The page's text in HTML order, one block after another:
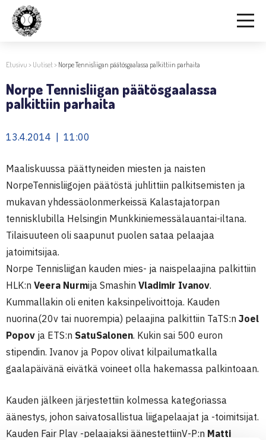
Etusivu > Uutiset> Norpe Tennisliigan päätösgaalassa palkittiin parhaita
Norpe Tennisliigan päätösgaalassa
palkittiin parhaita
13.4.2014 | 11:00
Maaliskuussa päättyneiden miesten ja naisten
NorpeTennisliigojen päätöstä juhlittiin palkitsemisten ja
mukavan yhdessäolonmerkeissä Kalastajatorpan
tennisklubilla Helsingin Munkkiniemessälauantai-iltana.
Tilaisuuteen oli saapunut puolen sataa pelaajaa
jatoimitsijaa.
Norpe Tennisliigan kauden mies- ja naispelaajina palkittiin
HLK:n Veera Nurmija Smashin Vladimir Ivanov.
Kummallakin oli eniten kaksinpelivoittoja. Kauden
nuorina(20v tai nuorempia) pelaajina palkittiin TaTS:n Joel
Popov ja ETS:n SatuSalonen. Kukin sai 500 euron
stipendin. Ivanov ja Popov olivat kilpailumatkalla
gaalapäivänä eivätkä voineet olla hakemassa palkintoaan.
Kauden jälkeen järjestettiin kolmessa kategoriassa
äänestys, johon saivatosallistua liigapelaajat ja -toimitsijat.
Kauden Fair Play -pelaajaksi äänestettiinV-P:n Matti